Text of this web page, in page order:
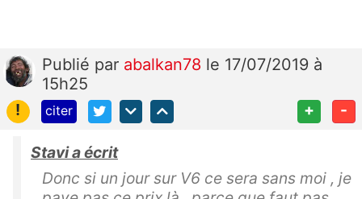
Publié par abalkan78 le 17/07/2019 à
15h25
!
citer + -
Stavi a écrit
Donc si un jour sur V6 ce sera sans moi , je